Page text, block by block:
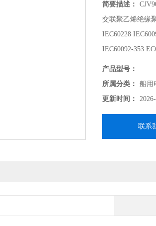
简要描述：
交联聚乙烯绝缘
IEC60228
IEC60092-353
IEC60092-359
产品型号：
所属分类：
船用
更新时间：
联系